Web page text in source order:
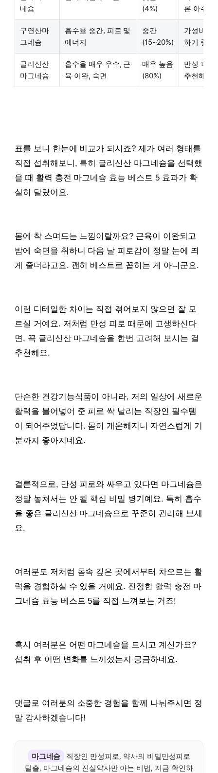
네슘
(4%)
론 아쉬워
구연산마
그네슘
흡수율 중간, 피로 및
에너지
중간
(15~20%)
가성비 좋
하기 좋아
글리신산
마그네슘
흡수율 매우 우수, 근
육 이완, 숙면
매우 높음
(80%)
만성 피로
추천해요!
표를 보니 한눈에 비교가 되시죠? 제가 여러 형태를
직접 섭취해보니, 특히 글리신산 마그네슘을 선택했
을 때 활력 충전 마그네슘 효능 베스트 5 효과가 확
실히 달랐어요.
몸에 착 스며드는 느낌이랄까요? 근육이 이완되고
밤에 숙면을 취하니 다음 날 피로감이 정말 눈에 띄
게 줄더라고요. 괜히 베스트로 꼽히는 게 아니군요.
이런 디테일한 차이는 직접 겪어보지 않으면 잘 모
르실 거예요. 저처럼 만성 피로 때문에 고생하신다
면, 꼭 글리신산 마그네슘을 한번 고려해 보시는 걸
추천해요.
단순한 건강기능식품이 아니라, 저의 일상에 새로운
활력을 불어넣어 준 피로 싹 날리는 직장인 필수템
이 되어주었답니다. 몸이 개운해지니 자연스럽게 기
분까지 좋아지네요.
결론적으로, 만성 피로와 싸우고 있다면 마그네슘은
정말 놓쳐서는 안 될 핵심 비밀 병기예요. 특히 흡수
율 좋은 글리신산 마그네슘으로 꾸준히 관리해 보세
요.
여러분도 저처럼 몸속 깊은 곳에서부터 차오르는 활
력을 경험하실 수 있을 거예요. 진정한 활력 충전 마
그네슘 효능 베스트 5를 직접 느껴보는 거죠!
혹시 여러분은 어떤 마그네슘을 드시고 계신가요?
섭취 후 어떤 변화를 느끼셨는지 궁금하네요.
댓글로 여러분의 소중한 경험을 함께 나눠주시면 정
말 감사하겠습니다!
마그네슘
직장인 만성피로, 약사의 비밀만성피로
탈출, 마그네슘의 진실약사만 아는 비법, 지금 확인하